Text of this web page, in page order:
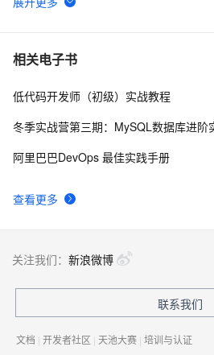
6
【YOLOv8改进 - 注意力机制】
7 Python PIL远程命令执行漏洞复现
8 新年快乐 ~
相关电子书
查看更多
低代码开发师（初级）实战教程
冬季实战营第三期：MySQL数据库进阶
阿里巴巴DevOps 最佳实践手册
关注我们： 新浪微博
联系我们
文档 | 开发者社区 | 天池大赛 | 培训与认证